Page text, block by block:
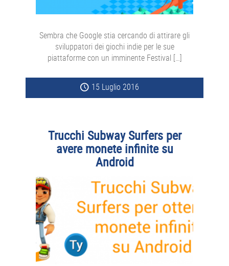
Sembra che Google stia cercando di attirare gli
sviluppatori dei giochi indie per le sue
piattaforme con un imminente Festival […]
15 Luglio 2016
Trucchi Subway Surfers per
avere monete infinite su
Android